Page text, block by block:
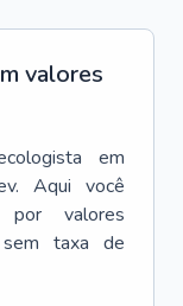
valores
em
Aqui você
por valores
sem taxa de